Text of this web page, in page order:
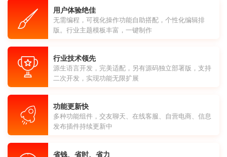
用户体验绝佳
无需编程，可视化操作功能自助搭配，个性化编辑排
版。行业主题模板丰富，一键制作
行业技术领先
源生语言开发，完美适配，另有源码独立部署版，支持
二次开发，实现功能无限扩展
功能更新快
多种功能组件，交友聊天、在线客服、自营电商、信息
发布插件持续更新中
省钱、省时、省力